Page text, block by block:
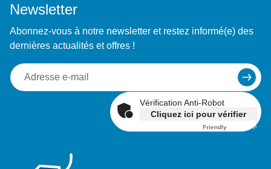
Newsletter
Abonnez-vous à notre newsletter et restez informé(e) des
dernières actualités et offres !
Vérification Anti-Robot
Cliquez ici pour vérifier
Friendly Captcha ⇗